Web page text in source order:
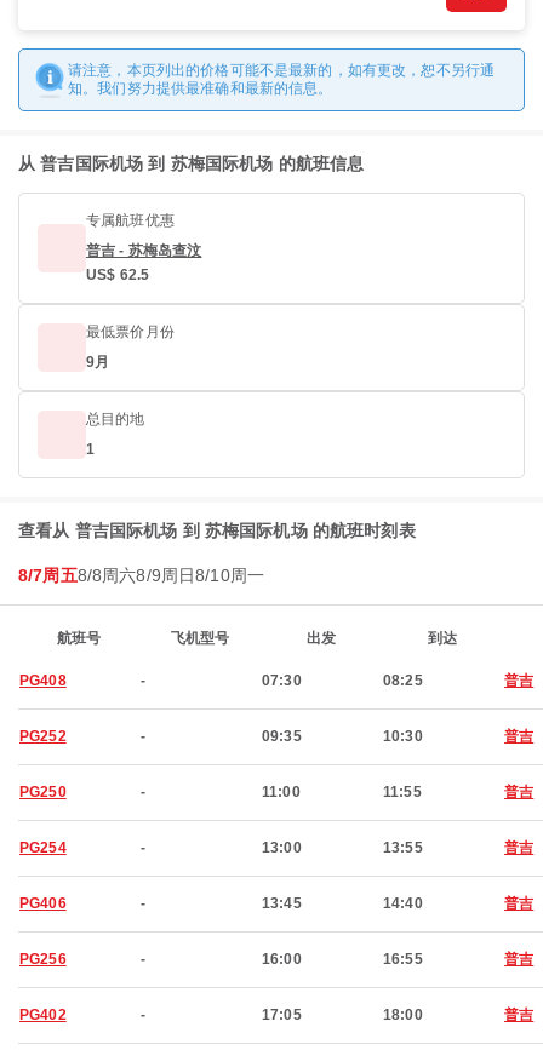
请注意，本页列出的价格可能不是最新的，如有更改，恕不另行通
知。我们努力提供最准确和最新的信息。
从 普吉国际机场 到 苏梅国际机场 的航班信息
专属航班优惠
普吉 - 苏梅岛查汶
US$ 62.5
最低票价月份
9月
总目的地
1
查看从 普吉国际机场 到 苏梅国际机场 的航班时刻表
8/7周五8/8周六8/9周日8/10周一
航班号 飞机型号 出发 到达
PG408 - 07:30 08:25 普吉
PG252 - 09:35 10:30 普吉
PG250 - 11:00 11:55 普吉
PG254 - 13:00 13:55 普吉
PG406 - 13:45 14:40 普吉
PG256 - 16:00 16:55 普吉
PG402 - 17:05 18:00 普吉